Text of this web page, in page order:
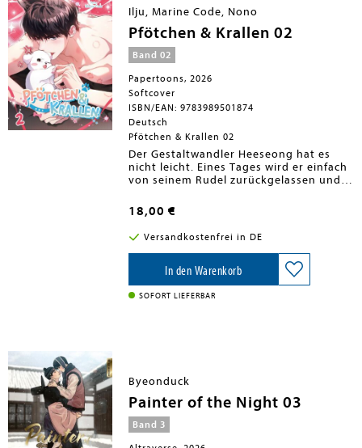
Ilju, Marine Code, Nono
Pfötchen & Krallen 02
Band 02
Papertoons, 2026
Softcover
ISBN/EAN: 9783989501874
Deutsch
Pfötchen & Krallen 02
Der Gestaltwandler Heeseong hat es
nicht leicht. Eines Tages wird er einfach
von seinem Rudel zurückgelassen und
der Straße seinen Unterhalt verdienen.
Zumindest bis er bei einem Auftrag
gezwungen wird, seine wahre Gestalt
anzunehmen. Denn Heeseongist ein
kleiner, fluffig-weißer Welpe! Das weckt
das Interesse des rücksichtslosen Wolfs
Chi-Young, der sofort hin-und weg von
dem süßen Racker ist und ihn bei sich
18,00 €
Versandkostenfrei in DE
In den Warenkorb
SOFORT LIEFERBAR
Byeonduck
Painter of the Night 03
Band 3